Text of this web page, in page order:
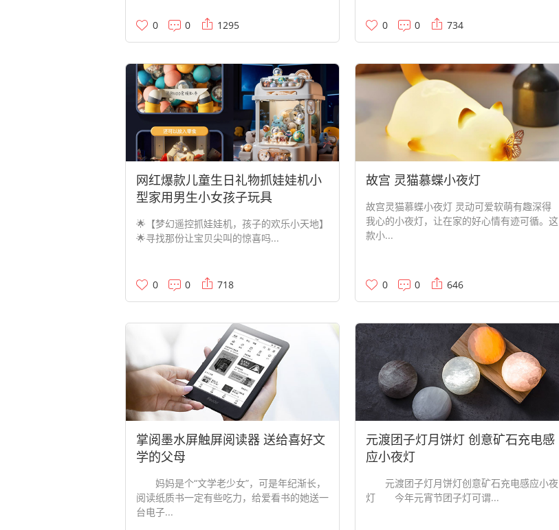
0 0 1295 0 0 734
网红爆款儿童生日礼物抓娃娃机小
型家用男生小女孩子玩具
🌟【梦幻遥控抓娃娃机，孩子的欢乐小天地】
🌟寻找那份让宝贝尖叫的惊喜吗...
0 0 718
故宫 灵猫慕蝶小夜灯
故宫灵猫慕蝶小夜灯 灵动可爱软萌有趣深得
我心的小夜灯，让在家的好心情有迹可循。这
款小...
0 0 646
掌阅墨水屏触屏阅读器 送给喜好文
学的父母
妈妈是个“文学老少女”，可是年纪渐长，
阅读纸质书一定有些吃力，给爱看书的她送一
台电子...
元渡团子灯月饼灯 创意矿石充电感
应小夜灯
元渡团子灯月饼灯创意矿石充电感应小夜
灯 今年元宵节团子灯可谓...